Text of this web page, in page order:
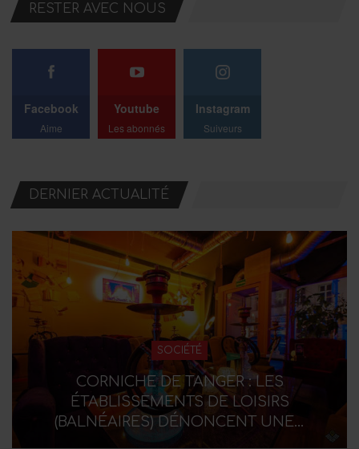
RESTER AVEC NOUS
Facebook
Aime
Youtube
Les abonnés
Instagram
Suiveurs
DERNIER ACTUALITÉ
SOCIÉTÉ
CORNICHE DE TANGER : LES
ÉTABLISSEMENTS DE LOISIRS
(BALNÉAIRES) DÉNONCENT UNE…